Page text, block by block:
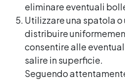
eliminare eventuali
Utilizzare una spatola
distribuire
consentire alle
salire in superficie.
Seguendo